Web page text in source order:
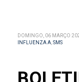
DOMINGO, 06 MARÇO
INFLUENZA A,SMS